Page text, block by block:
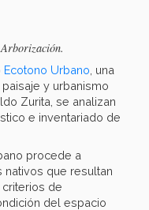
Ecotono Urbano , una
y urbanismo
Zurita, se analizan
e inventariado de
procede a
que resultan
de
del espacio